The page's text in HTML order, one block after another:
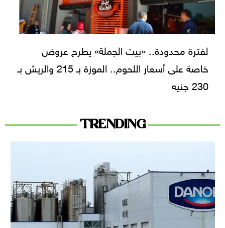
لفترة محدودة.. «بيت الجملة» يطرح عروض
خاصة على أسعار اللحوم.. الموزة بـ 215 والريش بـ
230 جنيه
TRENDING